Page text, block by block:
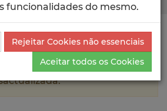
Marcos Cardão Currículo
neste perfil público
funcionalidades do mesmo.
Rejeitar Cookies não essenciais
Aceitar todos os Cookies